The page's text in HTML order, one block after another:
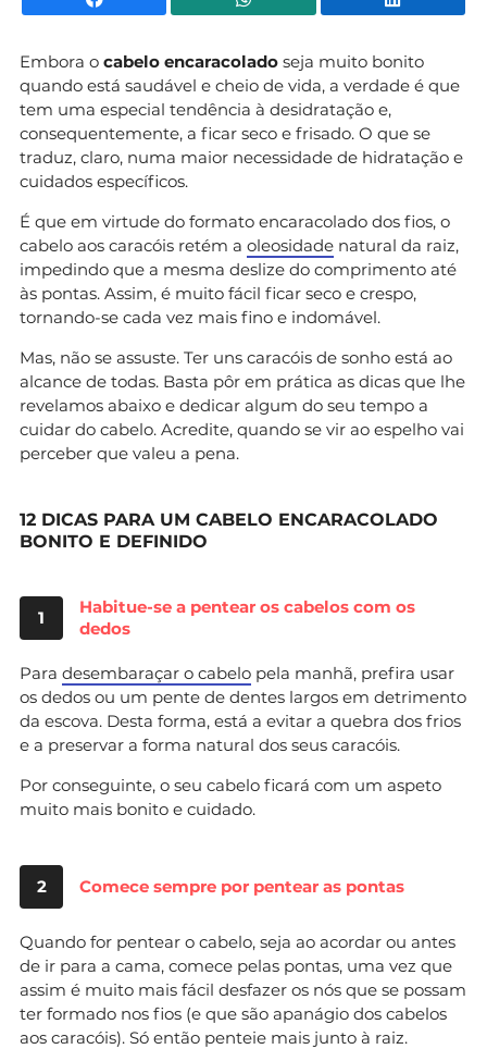
Embora o cabelo encaracolado seja muito bonito
quando está saudável e cheio de vida, a verdade é que
tem uma especial tendência à desidratação e,
consequentemente, a ficar seco e frisado. O que se
traduz, claro, numa maior necessidade de hidratação e
cuidados específicos.
É que em virtude do formato encaracolado dos fios, o
cabelo aos caracóis retém a oleosidade natural da raiz,
impedindo que a mesma deslize do comprimento até
às pontas. Assim, é muito fácil ficar seco e crespo,
tornando-se cada vez mais fino e indomável.
Mas, não se assuste. Ter uns caracóis de sonho está ao
alcance de todas. Basta pôr em prática as dicas que lhe
revelamos abaixo e dedicar algum do seu tempo a
cuidar do cabelo. Acredite, quando se vir ao espelho vai
perceber que valeu a pena.
12 DICAS PARA UM CABELO ENCARACOLADO
BONITO E DEFINIDO
1
Habitue-se a pentear os cabelos com os
dedos
Para desembaraçar o cabelo pela manhã, prefira usar
os dedos ou um pente de dentes largos em detrimento
da escova. Desta forma, está a evitar a quebra dos frios
e a preservar a forma natural dos seus caracóis.
Por conseguinte, o seu cabelo ficará com um aspeto
muito mais bonito e cuidado.
2 Comece sempre por pentear as pontas
Quando for pentear o cabelo, seja ao acordar ou antes
de ir para a cama, comece pelas pontas, uma vez que
assim é muito mais fácil desfazer os nós que se possam
ter formado nos fios (e que são apanágio dos cabelos
aos caracóis). Só então penteie mais junto à raiz.